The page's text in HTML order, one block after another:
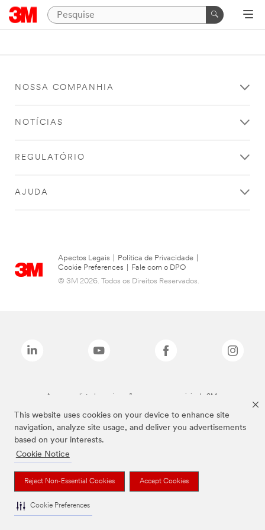
This website uses cookies on your device to enhance site
navigation, analyze site usage, and deliver you advertisements
based on your interests.
Cookie Notice
Reject Non-Essential Cookies Accept Cookies
Cookie Preferences
NOSSA COMPANHIA
NOTÍCIAS
REGULATÓRIO
AJUDA
Apectos Legais Política de Privacidade
Cookie Preferences
Fale com o DPO
© 3M 2026. Todos os Direitos Reservados.
As marcas listadas a cima são marcas comerciais da 3M.